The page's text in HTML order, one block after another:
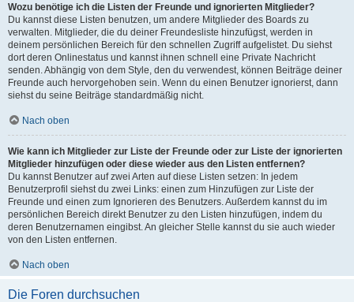
Wozu benötige ich die Listen der Freunde und ignorierten Mitglieder?
Du kannst diese Listen benutzen, um andere Mitglieder des Boards zu
verwalten. Mitglieder, die du deiner Freundesliste hinzufügst, werden in
deinem persönlichen Bereich für den schnellen Zugriff aufgelistet. Du siehst
dort deren Onlinestatus und kannst ihnen schnell eine Private Nachricht
senden. Abhängig von dem Style, den du verwendest, können Beiträge deiner
Freunde auch hervorgehoben sein. Wenn du einen Benutzer ignorierst, dann
siehst du seine Beiträge standardmäßig nicht.
Nach oben
Wie kann ich Mitglieder zur Liste der Freunde oder zur Liste der ignorierten
Mitglieder hinzufügen oder diese wieder aus den Listen entfernen?
Du kannst Benutzer auf zwei Arten auf diese Listen setzen: In jedem
Benutzerprofil siehst du zwei Links: einen zum Hinzufügen zur Liste der
Freunde und einen zum Ignorieren des Benutzers. Außerdem kannst du im
persönlichen Bereich direkt Benutzer zu den Listen hinzufügen, indem du
deren Benutzernamen eingibst. An gleicher Stelle kannst du sie auch wieder
von den Listen entfernen.
Nach oben
Die Foren durchsuchen